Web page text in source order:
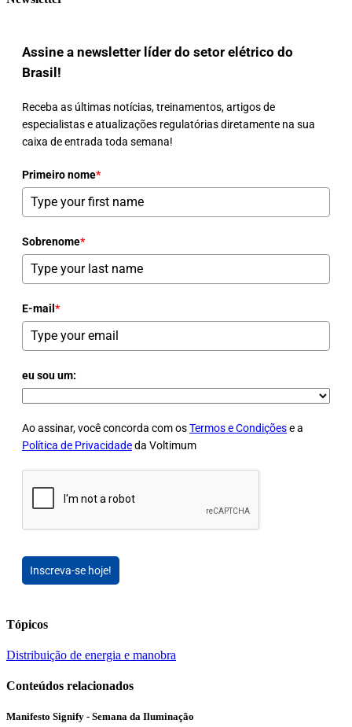
Assine a newsletter líder do setor elétrico do
Brasil!
Receba as últimas notícias, treinamentos, artigos de
especialistas e atualizações regulatórias diretamente na sua
caixa de entrada toda semana!
Primeiro nome*
Sobrenome*
E-mail *
eu sou um:
Ao assinar, você concorda com osTermos e Condiçõese a
Política de Privacidadeda Voltimum
Inscreva-se hoje!
Tópicos
Distribuição de energia e manobra
Conteúdos relacionados
Manifesto Signify - Semana da Iluminação